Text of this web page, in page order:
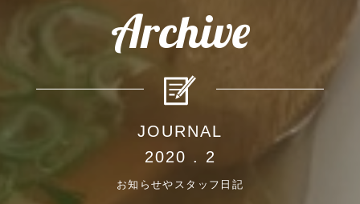
Archive
JOURNAL
2020 . 2
お知らせやスタッフ日記